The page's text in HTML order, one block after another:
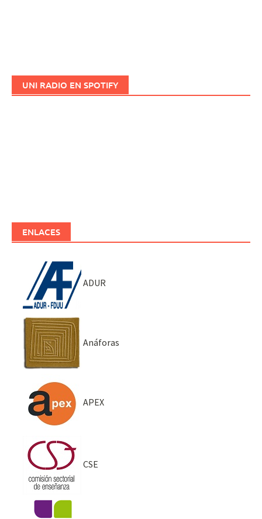
UNI RADIO EN SPOTIFY
ENLACES
ADUR
Anáforas
APEX
CSE